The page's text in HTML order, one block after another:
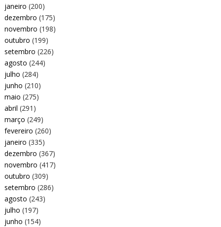
janeiro (200)
dezembro (175)
novembro (198)
outubro (199)
setembro (226)
agosto (244)
julho (284)
junho (210)
maio (275)
abril (291)
março (249)
fevereiro (260)
janeiro (335)
dezembro (367)
novembro (417)
outubro (309)
setembro (286)
agosto (243)
julho (197)
junho (154)